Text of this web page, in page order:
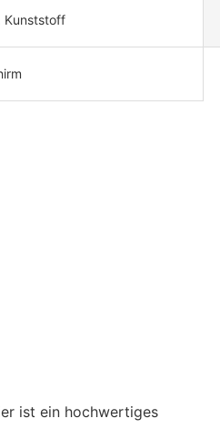
Kunststoff
ist ein hochwertiges